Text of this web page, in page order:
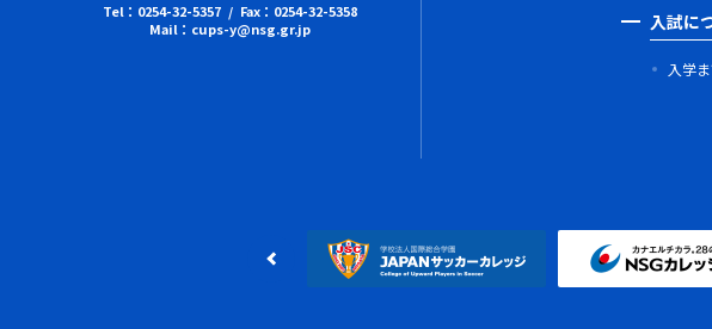
入試に
入学
Tel：0254-32-5357 / Fax：0254-32-5358
Mail：cups-y@nsg.gr.jp